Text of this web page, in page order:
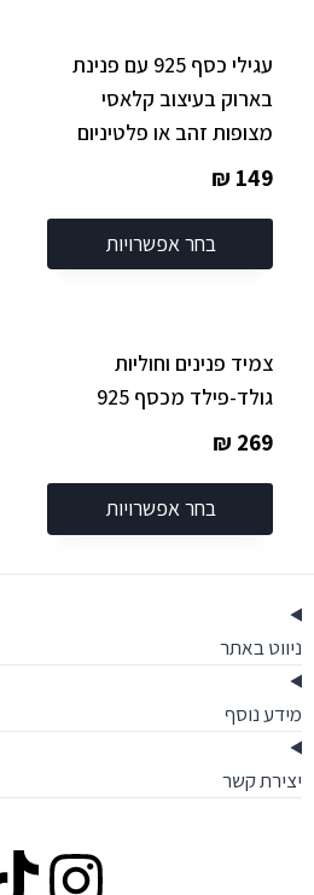
עגילי כסף 925 עם פנינת
בארוק בעיצוב קלאסי
מצופות זהב או פלטיניום
149
₪
בחר אפשרויות
צמיד פנינים וחוליות
גולד-פילד מכסף 925
269
₪
בחר אפשרויות
ניווט באתר
מידע נוסף
יצירת קשר